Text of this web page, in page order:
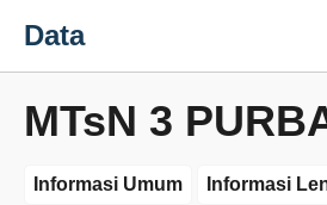
Data
MTsN 3
Informasi Umum
Informasi